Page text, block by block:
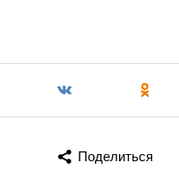
Поделиться